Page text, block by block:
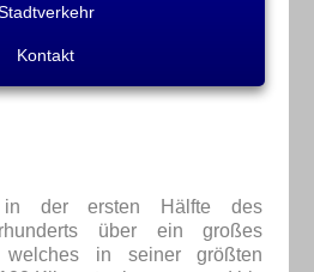
Kontakt
in der ersten Hälfte des
über ein großes
welches in seiner größten